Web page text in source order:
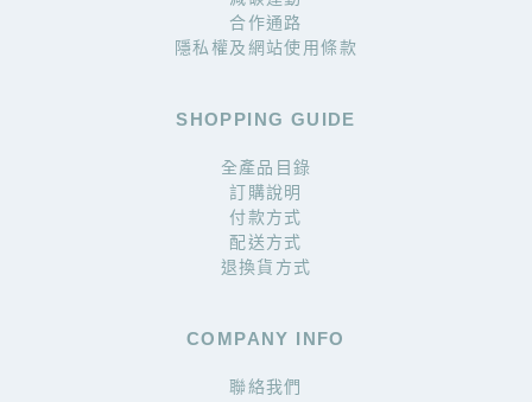
合作通路
隱私權及網站使用條款
SHOPPING GUIDE
全產品目錄
訂購說明
付款方式
配送方式
退換貨方式
COMPANY INFO
聯絡我們